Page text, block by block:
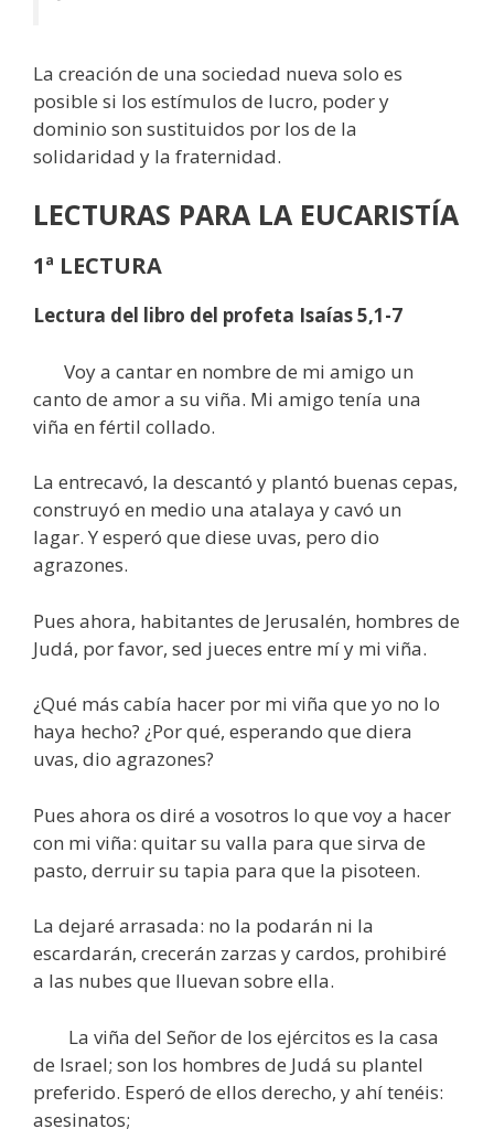
La creación de una sociedad nueva solo es
posible si los estímulos de lucro, poder y
dominio son sustituidos por los de la
solidaridad y la fraternidad.
LECTURAS PARA LA EUCARISTÍA
1ª LECTURA
Lectura del libro del profeta Isaías 5,1-7
Voy a cantar en nombre de mi amigo un
canto de amor a su viña. Mi amigo tenía una
viña en fértil collado.
La entrecavó, la descantó y plantó buenas cepas,
construyó en medio una atalaya y cavó un
lagar. Y esperó que diese uvas, pero dio
agrazones.
Pues ahora, habitantes de Jerusalén, hombres de
Judá, por favor, sed jueces entre mí y mi viña.
¿Qué más cabía hacer por mi viña que yo no lo
haya hecho? ¿Por qué, esperando que diera
uvas, dio agrazones?
Pues ahora os diré a vosotros lo que voy a hacer
con mi viña: quitar su valla para que sirva de
pasto, derruir su tapia para que la pisoteen.
La dejaré arrasada: no la podarán ni la
escardarán, crecerán zarzas y cardos, prohibiré
a las nubes que lluevan sobre ella.
La viña del Señor de los ejércitos es la casa
de Israel; son los hombres de Judá su plantel
preferido. Esperó de ellos derecho, y ahí tenéis:
asesinatos;